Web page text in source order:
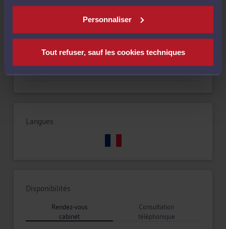
Personnaliser
Tout refuser, sauf les cookies techniques
Droit de la famille, des personnes et de leur patrimoine
Droit pénal
Droit immobilier
Langues
Disponibilités
Rendez-vous
cabinet
Consultation
téléphonique